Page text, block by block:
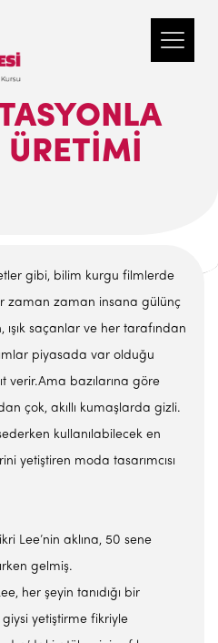
ÜRETIMI
gibi, bilim kurgu filmlerde
zaman zaman insana gülünç
saçanlar ve her tarafından
piyasada var olduğu
verir.Ama bazılarına göre
çok, akıllı kumaşlarda gizli.
kullanılabilecek en
yetiştiren moda tasarımcısı
Lee’nin aklına, 50 sene
gelmiş.
her şeyin tanıdığı bir
yetiştirme fikriyle